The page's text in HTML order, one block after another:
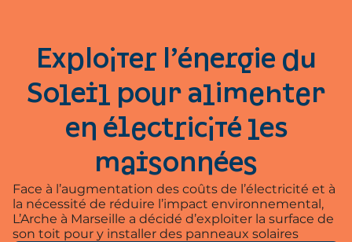
Exploiter l’énergie du
Soleil pour alimenter
en électricité les
maisonnées
Face à l’augmentation des coûts de l’électricité et à
la nécessité de réduire l’impact environnemental,
L’Arche à Marseille a décidé d’exploiter la surface de
son toit pour y installer des panneaux solaires